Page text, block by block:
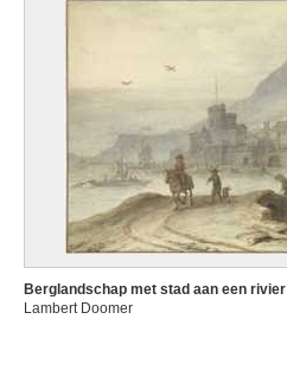
Berglandschap met stad aan een rivier
Lambert Doomer